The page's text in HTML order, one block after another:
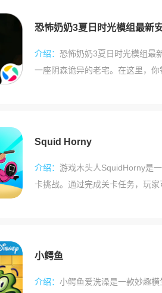
同在午后的阳光下品一杯春茗，愉
恐怖奶奶3夏日时光模组最新
介绍： 恐怖奶奶3夏日时光模组最
一座阴森诡异的老宅。在这里，
Squid Horny
介绍： 游戏木头人SquidHorny是
卡挑战。通过完成关卡任务，玩
小鳄鱼
介绍： 小鳄鱼爱洗澡是一款妙趣